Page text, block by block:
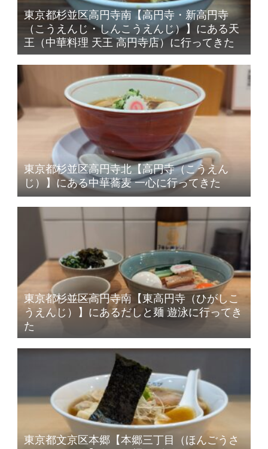
東京都杉並区高円寺南【高円寺・新高円寺
（こうえんじ・しんこうえんじ）】にある天
王（中華料理 天王 高円寺店）に行ってきた
東京都杉並区高円寺北【高円寺（こうえん
じ）】にある中華蕎麦 一心に行ってきた
東京都杉並区高円寺南【東高円寺（ひがしこ
うえんじ）】にあるだしと麺 遊泳に行ってき
た
東京都文京区本郷【本郷三丁目（ほんごうさ